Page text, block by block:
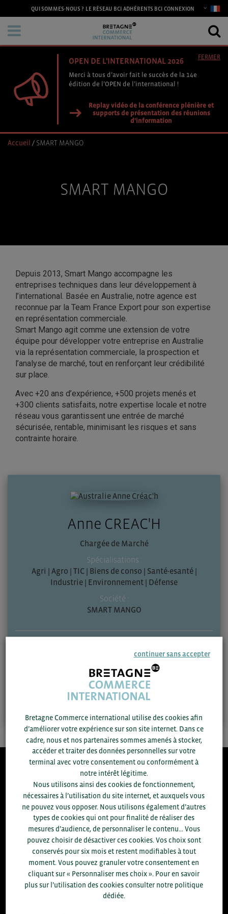
QUI SOMMES-NOUS ? LE RÉSEAU BCI ADHÉRENTS BCI CONNEXION
OPEN DE L'INTERNATIONAL 2026
Merci à tous d’avoir fait le succès de la 14e
édition de l’OPEN de l’international !
Replay vidéo de la conférence plénière et
supports de présentation des réunions
d'information
FERMER
Accueil / SMART MANGO
SMART MANGO
Depuis 2013, Smart Mango accompagne les
entreprises techniques dans leur développement à
l’international. Basée en Australie, notre agence est
reconnue par la Team France Export pour son expertise
en représentation commerciale.
Smart Mango agit comme une extension de votre
équipe pour développer votre entreprise en Australie
via la représentation commerciale, la prospection et
l’analyse de marché, tout en renforçant leur crédibilité
sur place.
Avec +20 ans d’expérience, +500 projets menés et
+300 clients satisfaits, notre expertise locale et notre
réseau vous garantissent une entrée de marché
sécurisée, rentable, minimisant les risques et sans
contrainte horaire.
Anne CREAC'H
Chargée de Marché
Spécialisations :
Agri | Agro | TIC | Biens de conso | Santé-esanté |
Industrie | Environnement | Défense
Société :
SMART MANGO
Zone géographique :
Contactez-moi
8.300
ACCOMPAGNEMENTS RÉALISÉS EN 2025
développement commercial, conseils réglementaires, réunions
d'information....
+1.700 ENTREPRISES DIFFÉRENTES
accompagnées par notre équipe en 2025
96 % D'ENTREPRISES SATISFAITES
enquête réalisée auprès de 300 entreprises
continuer sans accepter
Bretagne Commerce international utilise des cookies afin
d’améliorer votre expérience sur son site internet. Dans ce
cadre, nous et nos partenaires sommes amenés à stocker,
accéder et traiter des données personnelles sur votre
terminal avec votre consentement ou conformément à
notre intérêt légitime.
Nous utilisons ainsi des cookies de fonctionnement,
nécessaires à l’utilisation du site internet, et auxquels vous
ne pouvez vous opposer. Nous utilisons également d’autres
types de cookies qui ont pour finalité de réaliser des
mesures d’audience, de personnaliser le contenu... Vous
pouvez choisir de désactiver ces cookies. Vos choix sont
conservés pour six mois et restent modifiables à tout
moment. Vous pouvez granuler votre consentement en
cliquant sur « Personnaliser mes choix ». Pour en savoir
plus sur l’utilisation des cookies consulter notre politique
dédiée.